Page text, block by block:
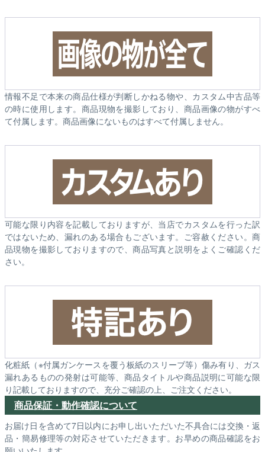
情報不足で本来の商品仕様が判断しかねる物や、カスタム中古品等
の時に使用します。商品現物を撮影しており、商品画像の物がすべ
て付属します。商品画像にないものはすべて付属しません。
可能な限り内容を記載しておりますが、当店でカスタムを行った訳
ではないため、漏れのある場合もございます。ご容赦ください。商
品現物を撮影しておりますので、商品写真と説明をよくご確認くだ
さい。
化粧紙（※付属ガンケースを覆う板紙のスリーブ等）傷み有り、ガス
漏れあるものの発射は可能等、商品タイトルや商品説明に可能な限
り記載しておりますので、充分ご確認の上、ご注文ください。
商品保証・動作確認について
お届け日を含めて7日以内にお申し出いただいた不具合には交換・返
品・簡易修理等の対応させていただきます。お早めの商品確認をお